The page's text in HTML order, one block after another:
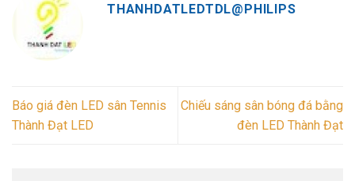
THANHDATLEDTDL@PHILIPS
Báo giá đèn LED sân Tennis
Thành Đạt LED
Chiếu sáng sân bóng đá bằng
đèn LED Thành Đạt